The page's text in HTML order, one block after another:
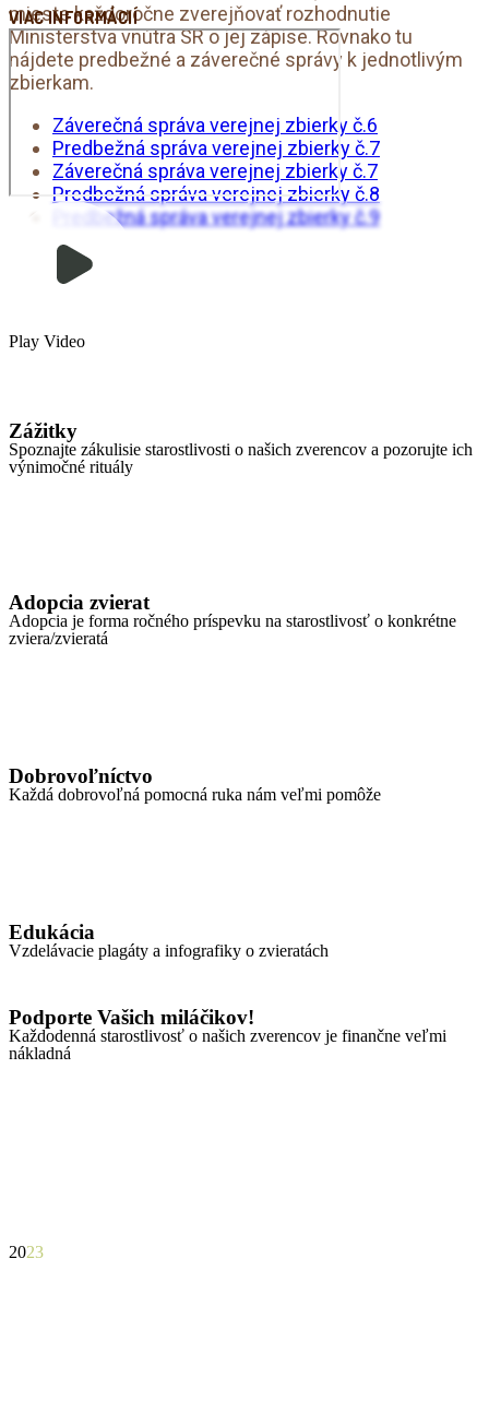
mieste každoročne zverejňovať rozhodnutie
Ministerstva vnútra SR o jej zápise. Rovnako tu
nájdete predbežné a záverečné správy k jednotlivým
zbierkam.
Záverečná správa verejnej zbierky č.6
Predbežná správa verejnej zbierky č.7
Záverečná správa verejnej zbierky č.7
Predbežná správa verejnej zbierky č.8
Predbežná správa verejnej zbierky č.9
VIAC INFORMÁCIÍ
Play Video
Zážitky
Spoznajte zákulisie starostlivosti o našich zverencov a pozorujte ich
výnimočné rituály
Adopcia zvierat
Adopcia je forma ročného príspevku na starostlivosť o konkrétne
zviera/zvieratá
Dobrovoľníctvo
Každá dobrovoľná pomocná ruka nám veľmi pomôže
Edukácia
Vzdelávacie plagáty a infografiky o zvieratách
Podporte Vašich miláčikov!
Každodenná starostlivosť o našich zverencov je finančne veľmi
nákladná
2023